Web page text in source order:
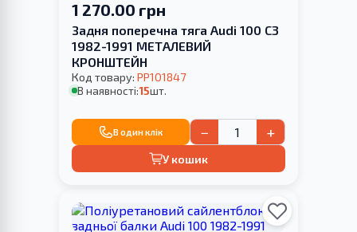
1 270.00 грн
Задня поперечна тяга Audi 100 C3
1982-1991 МЕТАЛЕВИЙ
КРОНШТЕЙН
Код товару: PP101847
В наявності:15шт.
В один клік − +
У кошик